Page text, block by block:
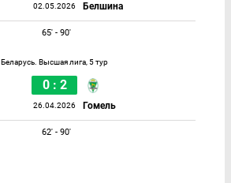
02.05.2026 Белшина
65' - 90'
Беларусь. Высшая лига, 5 тур
0 : 2
26.04.2026 Гомель
62' - 90'